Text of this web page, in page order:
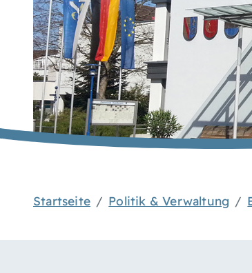
Startseite Politik & Verwaltung